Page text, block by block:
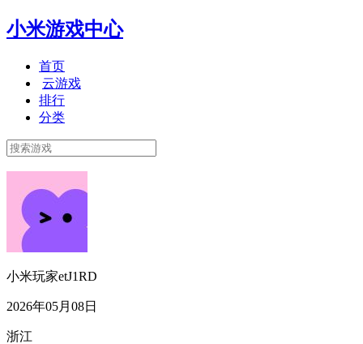
小米游戏中心
首页
云游戏
排行
分类
小米玩家etJ1RD
2026年05月08日
浙江